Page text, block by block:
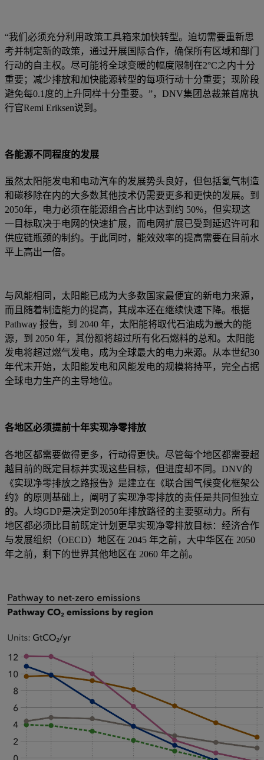
“我们必须充分利用政策工具箱来加快转型。迫切需要重新思
考并制定新的政策，通过开展国际合作，确保所有区域和部门
行动的自主权。尽可能将全球变暖的幅度限制在2°C之内十分
重要；减少排放和加快能源转型的每项行动十分重要；现阶段
避免每0.1度的上升同样十分重要。”，DNV集团总裁兼首席执
行官Remi Eriksen说到。
各能源不同程度的发展
虽然太阳能发电和电动汽车的发展势头良好，但包括氢气制造
和碳移除在内的大多数其他技术仍需要更多和更快的发展。到
2050年，电力必须在能源组合占比中达到约 50%，但实现这
一目标取决于电网的快速扩展，而电网扩展已受到延迟许可和
供应链瓶颈的制约。于此同时，能效效率的提高需要在目前水
平上高出一倍。
与风能相同，太阳能已成为大多数国家最便宜的新电力来源，
而且随着制造能力的提高，其成本还在继续快速下降。根据
Pathway 报告，到 2040 年，太阳能将取代石油成为最大的能
源，到 2050 年，其份额将超过所有化石燃料的总和。太阳能
发电将超过燃气发电，成为全球最大的电力来源。从本世纪30
年代末开始，太阳能发电和风能发电的规模将持平，完全占据
全球电力生产的主导地位。
各地区必须提前十年实现净零排放
各地区都需要做得更多，行动得更快。尽管每个地区都需要超
越目前的既定目标并实现这些目标，但进度却不同。DNV的
《实现净零排放之路报告》是建立在《联合国气候变化框架公
约》的原则基础上，阐明了实现净零排放的责任是共同但独立
的。人均GDP是决定到2050年排放路径的主要驱动力。所有
地区都必须比目前既定计划更早实现净零排放目标：经济合作
与发展组织（OECD）地区在 2045 年之前，大中华区在 2050
年之前，剩下的世界其他地区在 2060 年之前。